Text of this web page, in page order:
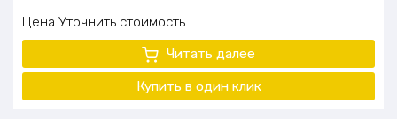
Оси: 2 BPW 400K по 10 тонн
Резина двухскатная: 245/70 R17,5
Тормозная система: двухконтурная барабанная с ABS
WABCO
Лапы: 2 шт. под гусаком JOST
ССУ: 1150
Цена Уточнить стоимость
Читать далее
Купить в один клик